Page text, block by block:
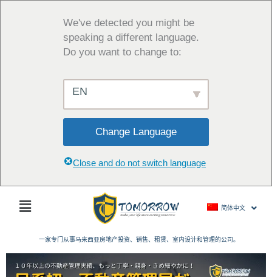
We've detected you might be
speaking a different language.
Do you want to change to:
EN
Change Language
Close and do not switch language
主
简体中文
一家专门从事马来西亚房地产投资、销售、租赁、室内设计和管理的公司。